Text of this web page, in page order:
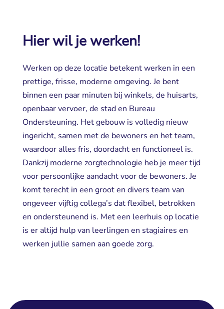
Hier wil je werken!
Werken op deze locatie betekent werken in een
prettige, frisse, moderne omgeving. Je bent
binnen een paar minuten bij winkels, de huisarts,
openbaar vervoer, de stad en Bureau
Ondersteuning. Het gebouw is volledig nieuw
ingericht, samen met de bewoners en het team,
waardoor alles fris, doordacht en functioneel is.
Dankzij moderne zorgtechnologie heb je meer tijd
voor persoonlijke aandacht voor de bewoners. Je
komt terecht in een groot en divers team van
ongeveer vijftig collega’s dat flexibel, betrokken
en ondersteunend is. Met een leerhuis op locatie
is er altijd hulp van leerlingen en stagiaires en
werken jullie samen aan goede zorg.